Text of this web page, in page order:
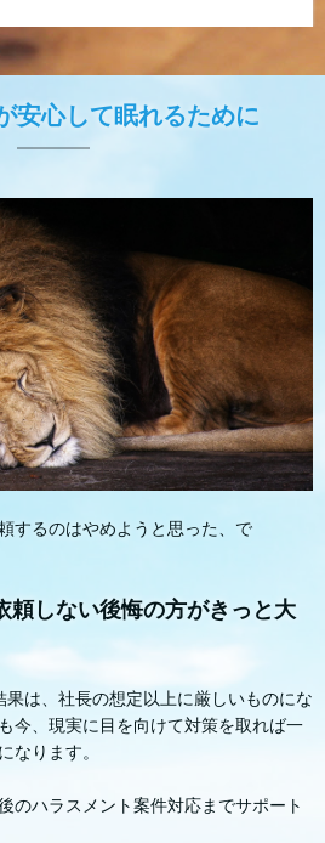
安心して眠れるために
するのはやめようと思った、で
頼しない後悔の方がきっと大
果は、社長の想定以上に厳しいものにな
今、現実に目を向けて対策を取れば一
なります。
のハラスメント案件対応までサポート